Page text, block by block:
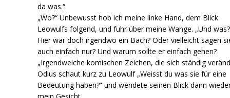
da was.“
„Wo?“ Unbewusst hob ich meine linke Hand, dem Blick
Leowulfs folgend, und fuhr über meine Wange. „Und
Hier war doch irgendwo ein Bach? Oder vielleicht sagen
auch einfach nur? Und warum sollte er einfach gehen?
„Irgendwelche komischen Zeichen, die sich ständig
Odius schaut kurz zu Leowulf „Weisst du was sie für eine
Bedeutung haben?“ und wendete seinen Blick dann